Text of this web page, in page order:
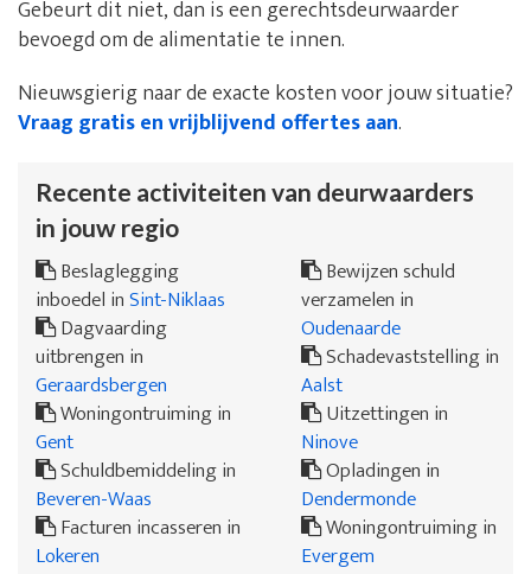
Gebeurt dit niet, dan is een gerechtsdeurwaarder
bevoegd om de alimentatie te innen.
Nieuwsgierig naar de exacte kosten voor jouw situatie?
Vraag gratis en vrijblijvend offertes aan.
Recente activiteiten van deurwaarders
in jouw regio
Beslaglegging
inboedel inSint-Niklaas
Dagvaarding
uitbrengen in
Geraardsbergen
Woningontruiming in
Gent
Schuldbemiddeling in
Beveren-Waas
Facturen incasseren in
Lokeren
Bewijzen schuld
verzamelen in
Oudenaarde
Schadevaststelling in
Aalst
Uitzettingen in
Ninove
Opladingen in
Dendermonde
Woningontruiming in
Evergem